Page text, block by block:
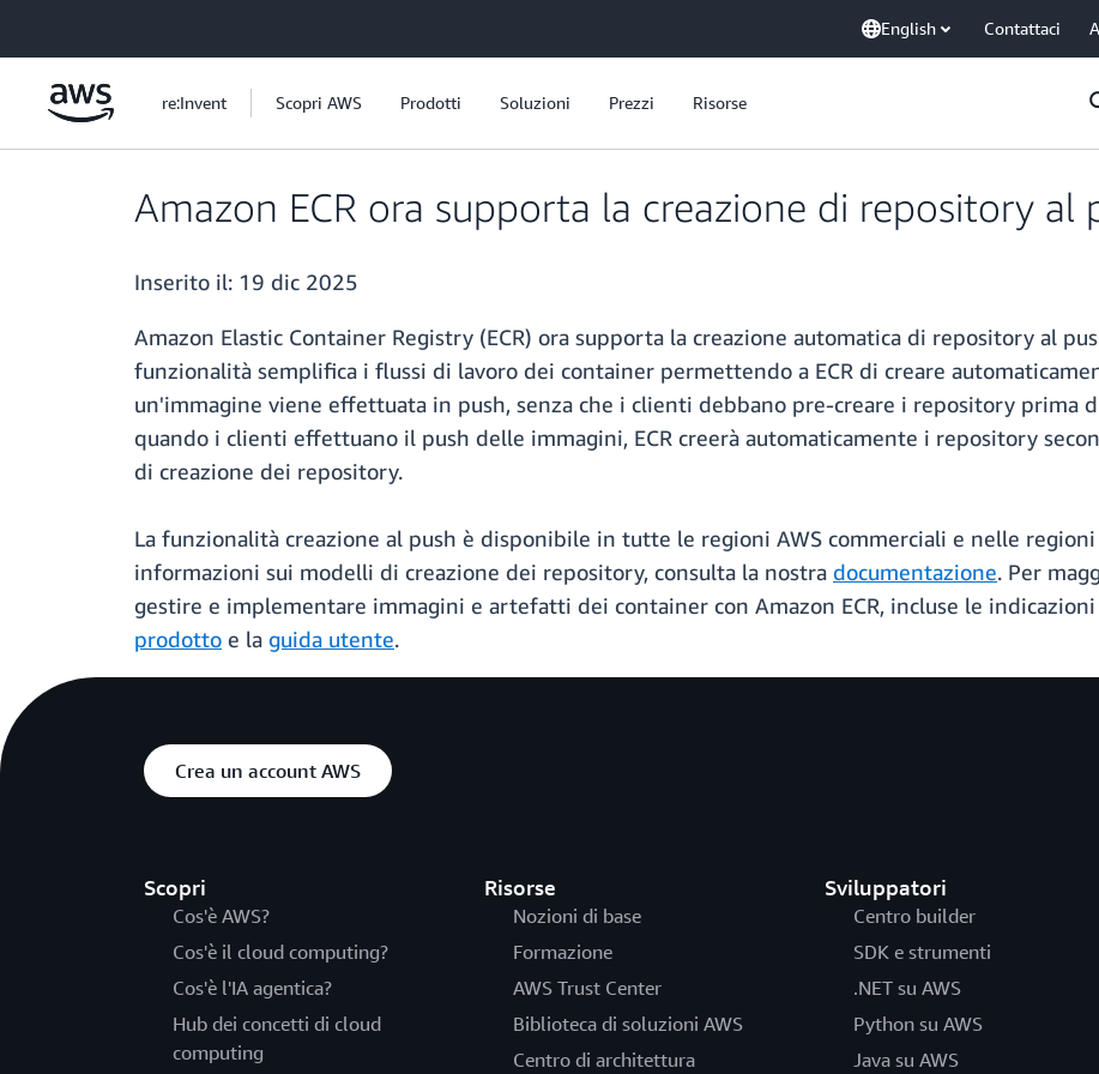
English Contattaci
re:Invent Scopri AWS Prodotti Soluzioni Prezzi Risorse
Amazon ECR ora supporta la creazione di repository al
Inserito il: 19 dic 2025
Amazon Elastic Container Registry (ECR) ora supporta la creazione automatica di repository al
funzionalità semplifica i flussi di lavoro dei container permettendo a ECR di creare
un'immagine viene effettuata in push, senza che i clienti debbano pre-creare i repository prima
quando i clienti effettuano il push delle immagini, ECR creerà automaticamente i repository
di creazione dei repository.
La funzionalità creazione al push è disponibile in tutte le regioni AWS commerciali e nelle
informazioni sui modelli di creazione dei repository, consulta la nostra documentazione. Per
gestire e implementare immagini e artefatti dei container con Amazon ECR, incluse le
prodotto e la guida utente.
Crea un account AWS
Scopri
Cos'è AWS?
Cos'è il cloud computing?
Cos'è l'IA agentica?
Hub dei concetti di cloud
computing
Risorse
Nozioni di base
Formazione
AWS Trust Center
Biblioteca di soluzioni AWS
Centro di architettura
Sviluppatori
Centro builder
SDK e strumenti
.NET su AWS
Python su AWS
Java su AWS